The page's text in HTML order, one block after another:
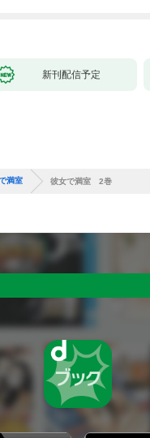
新刊配信予定
満室 彼女で満室 2巻